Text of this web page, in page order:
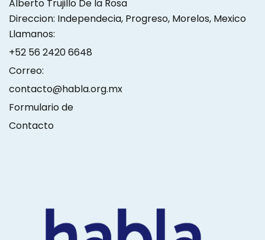
Alberto Trujillo De la Rosa
Direccion: Independecia, Progreso, Morelos, Mexico
Llamanos:
+52 56 2420 6648
Correo:
contacto@habla.org.mx
Formulario de
Contacto